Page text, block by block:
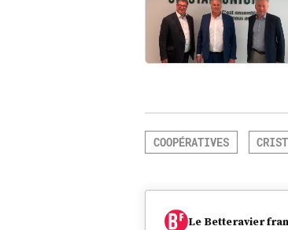
COOPÉRATIVES
Le Betteravier